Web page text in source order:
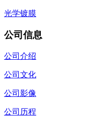
光学镀膜
公司信息
公司介绍
公司文化
公司影像
公司历程